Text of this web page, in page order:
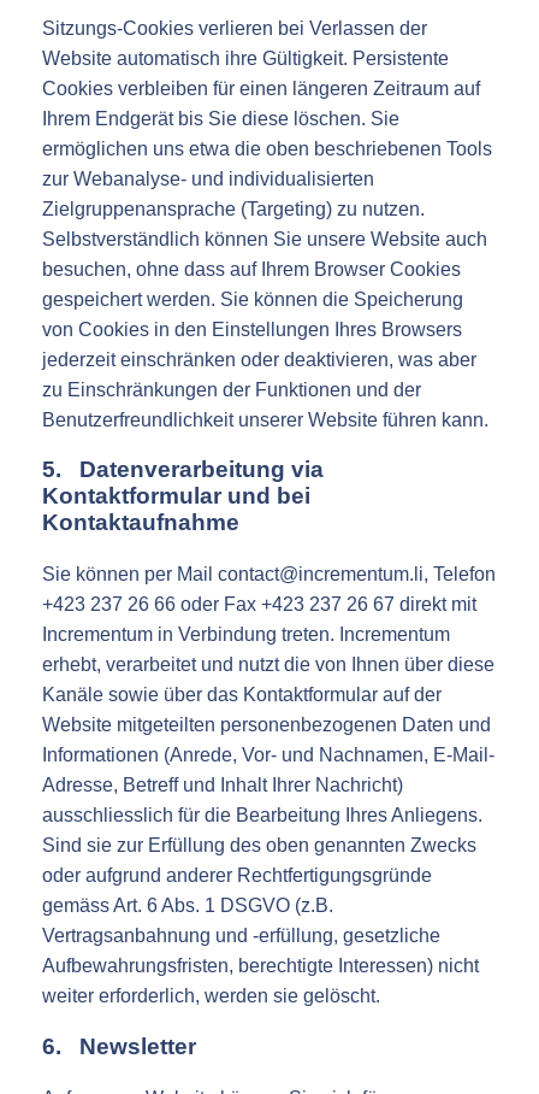
Sitzungs-Cookies verlieren bei Verlassen der
Website automatisch ihre Gültigkeit. Persistente
Cookies verbleiben für einen längeren Zeitraum auf
Ihrem Endgerät bis Sie diese löschen. Sie
ermöglichen uns etwa die oben beschriebenen Tools
zur Webanalyse- und individualisierten
Zielgruppenansprache (Targeting) zu nutzen.
Selbstverständlich können Sie unsere Website auch
besuchen, ohne dass auf Ihrem Browser Cookies
gespeichert werden. Sie können die Speicherung
von Cookies in den Einstellungen Ihres Browsers
jederzeit einschränken oder deaktivieren, was aber
zu Einschränkungen der Funktionen und der
Benutzerfreundlichkeit unserer Website führen kann.
5. Datenverarbeitung via
Kontaktformular und bei
Kontaktaufnahme
Sie können per Mail contact@incrementum.li, Telefon
+423 237 26 66 oder Fax +423 237 26 67 direkt mit
Incrementum in Verbindung treten. Incrementum
erhebt, verarbeitet und nutzt die von Ihnen über diese
Kanäle sowie über das Kontaktformular auf der
Website mitgeteilten personenbezogenen Daten und
Informationen (Anrede, Vor- und Nachnamen, E-Mail-
Adresse, Betreff und Inhalt Ihrer Nachricht)
ausschliesslich für die Bearbeitung Ihres Anliegens.
Sind sie zur Erfüllung des oben genannten Zwecks
oder aufgrund anderer Rechtfertigungsgründe
gemäss Art. 6 Abs. 1 DSGVO (z.B.
Vertragsanbahnung und -erfüllung, gesetzliche
Aufbewahrungsfristen, berechtigte Interessen) nicht
weiter erforderlich, werden sie gelöscht.
6. Newsletter